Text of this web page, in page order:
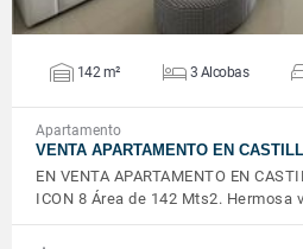
142 m² 3 Alcobas
Apartamento
VENTA APARTAMENTO EN
EN VENTA APARTAMENTO EN
ICON 8 Área de 142 Mts2.